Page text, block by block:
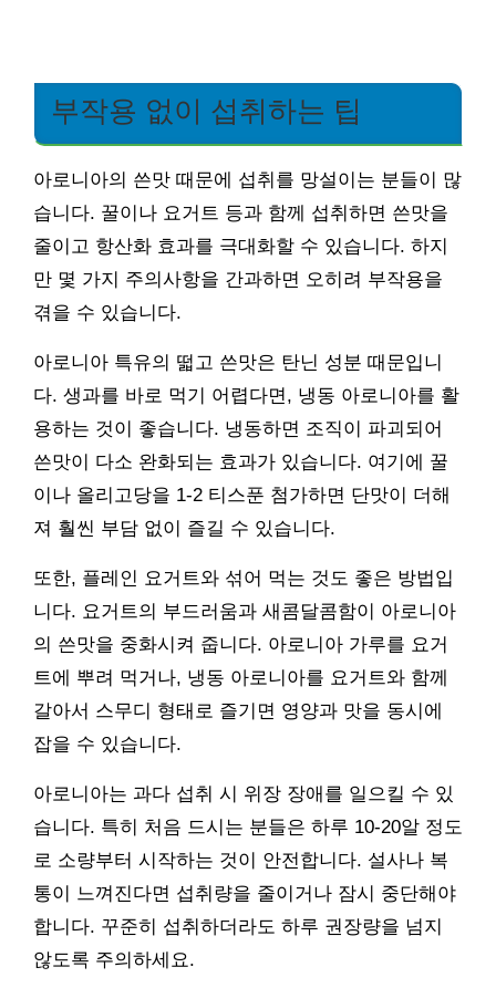
부작용 없이 섭취하는 팁
아로니아의 쓴맛 때문에 섭취를 망설이는 분들이 많
습니다. 꿀이나 요거트 등과 함께 섭취하면 쓴맛을
줄이고 항산화 효과를 극대화할 수 있습니다. 하지
만 몇 가지 주의사항을 간과하면 오히려 부작용을
겪을 수 있습니다.
아로니아 특유의 떫고 쓴맛은 탄닌 성분 때문입니
다. 생과를 바로 먹기 어렵다면, 냉동 아로니아를 활
용하는 것이 좋습니다. 냉동하면 조직이 파괴되어
쓴맛이 다소 완화되는 효과가 있습니다. 여기에 꿀
이나 올리고당을 1-2 티스푼 첨가하면 단맛이 더해
져 훨씬 부담 없이 즐길 수 있습니다.
또한, 플레인 요거트와 섞어 먹는 것도 좋은 방법입
니다. 요거트의 부드러움과 새콤달콤함이 아로니아
의 쓴맛을 중화시켜 줍니다. 아로니아 가루를 요거
트에 뿌려 먹거나, 냉동 아로니아를 요거트와 함께
갈아서 스무디 형태로 즐기면 영양과 맛을 동시에
잡을 수 있습니다.
아로니아는 과다 섭취 시 위장 장애를 일으킬 수 있
습니다. 특히 처음 드시는 분들은 하루 10-20알 정도
로 소량부터 시작하는 것이 안전합니다. 설사나 복
통이 느껴진다면 섭취량을 줄이거나 잠시 중단해야
합니다. 꾸준히 섭취하더라도 하루 권장량을 넘지
않도록 주의하세요.